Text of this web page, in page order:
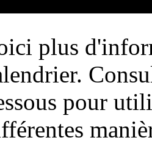
plus
pour